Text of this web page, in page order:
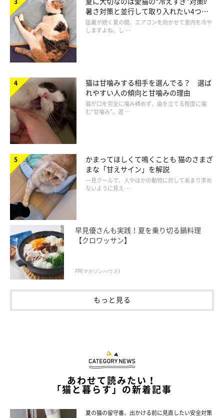
人の赤ちゃんに母性が湧くこともある
もうひとつの例外として、猫は幼い存在に対して、母猫の気持ち
になって行動することがあるようです。母猫じゃない猫が人の赤
ちゃんを守ろうとするような行動を見せるのは、そうした背景も
暑さ対策と並行して取り入れたい4つの
工夫
猛暑が続く夏の間、エアコンを効かせて室内を冷や
しますよね。し …
猫は甘噛みする相手を選んでる？ 選ば
れやすい人の傾向と甘噛みの理由
猫が口を完全に噛み締めず、歯を立てる程度に噛
む“甘噛み”。遊 …
かまってほしくて鳴くことも 猫のさまざ
まな「甘えサイン」を解説
一見クールで、人やほかの動物に対してあまり求め
ないように見え …
早見優さんも実践！夏を乗り切る鍋料理
【クロワッサン】
PR(マガジンハウス)
もっと見る
あわせて読みたい！
「猫と暮らす」の新着記事
夏の猫の留守番、出かける前に見直したい安全対策